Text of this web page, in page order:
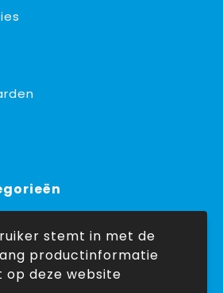
stemt in met de
productinformatie
op deze website